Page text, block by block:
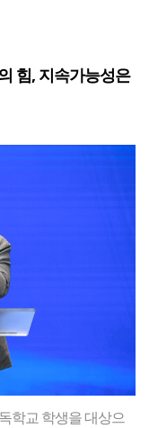
힘, 지속가능성은
학교 학생을 대상으